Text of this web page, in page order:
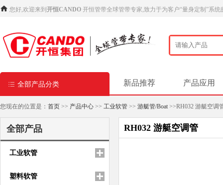
您好,欢迎来到 开恒CANDO 开恒管带全球管带专家,致力于为客户“量身定制”系统
全部产品分类 新品推荐 产品应用
您现在的位置是： 首页 >> 产品中心 >> 工业软管 >> 游艇管/Boat >>RH032 游艇空调
全部产品
工业软管
塑料软管
RH032 游艇空调管